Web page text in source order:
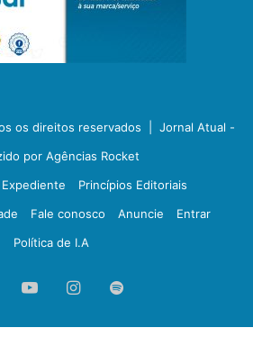
os direitos reservados | Jornal Atual -
por Agências Rocket
Expediente
Princípios Editoriais
Fale conosco Anuncie
Entrar
Política de I.A
FacebookYouTubeInstagram
Spotify